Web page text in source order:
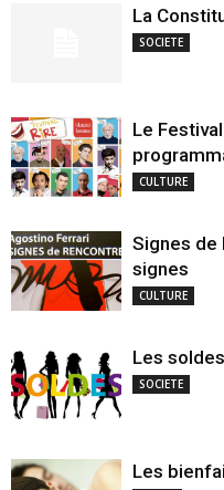
La
SOCIETE
Le
CULTURE
Signes de
signes
CULTURE
Les
SOCIETE
Les